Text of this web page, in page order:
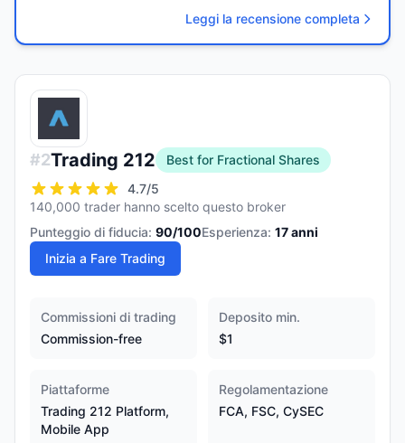
Leggi la recensione completa
#2Trading 212
Best for Fractional Shares
4.7/5
140,000 trader hanno scelto questo broker
Punteggio di fiducia: 90/100Esperienza: 17anni
Inizia a Fare Trading
Commissioni di trading
Commission-free
Deposito min.
$1
Piattaforme
Trading 212 Platform,
Mobile App
Regolamentazione
FCA, FSC, CySEC